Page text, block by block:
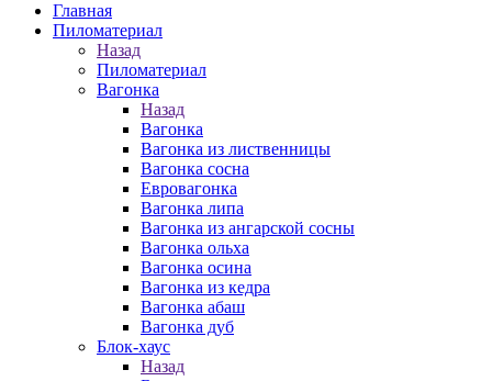
Главная
Пиломатериал
Назад
Пиломатериал
Вагонка
Назад
Вагонка
Вагонка из лиственницы
Вагонка сосна
Евровагонка
Вагонка липа
Вагонка из ангарской сосны
Вагонка ольха
Вагонка осина
Вагонка из кедра
Вагонка абаш
Вагонка дуб
Блок-хаус
Назад